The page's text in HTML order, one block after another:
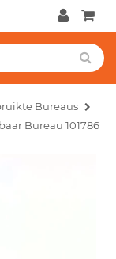
Bureaus
Bureau 101786